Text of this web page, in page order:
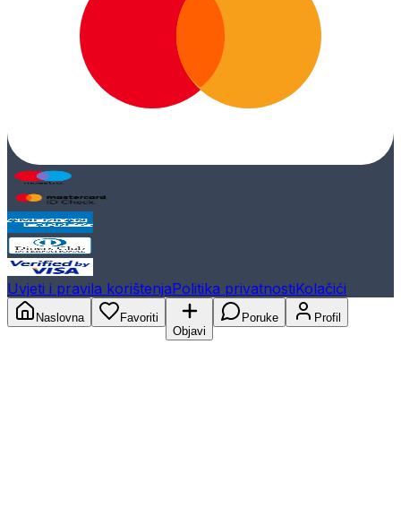
Uvjeti i pravila korištenjaPolitika privatnostiKolačići
Naslovna
Favoriti
Objavi
Poruke Profil